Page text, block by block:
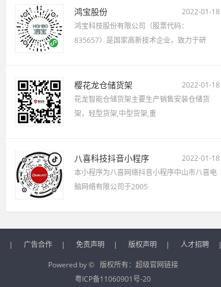
鸿宝股份
2022-01-18
鸿宝科技股份有限公司（股票代码：
835657）是国家高新技术企业，致力于研
樱花龙仓储货架
2022-01-18
花龙智能仓储货架主要生产销售安装仓储货
架，轻型货架,中型货架,重
八喜科技抖音小程序
2022-01-18
本小程序为八喜网络抖音小程序中山市八喜电
脑网络有限公司于2005
| 广告合作 | 免责声明 | 版权声明 | 人才招聘 |
Powered by © 版权所有： 超级官网链接
粤ICP备11060901号-20